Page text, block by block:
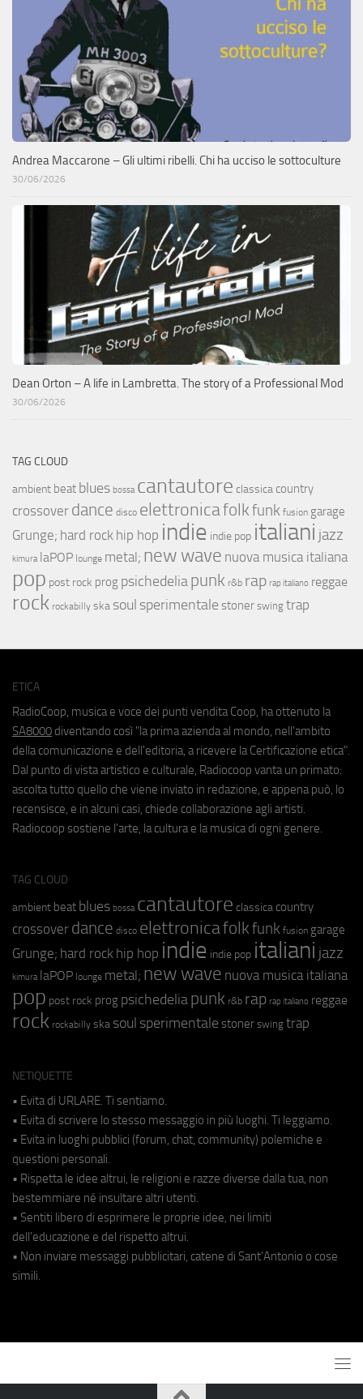
Andrea Maccarone – Gli ultimi ribelli. Chi ha ucciso le sottoculture
30/06/2026
Dean Orton – A life in Lambretta. The story of a Professional Mod
30/06/2026
TAG CLOUD
ambient beat blues bossa cantautore classica country
crossover dance disco elettronicafolkfunk fusion garage
Grunge; hard rock hip hop indie indie pop italiani jazz
kimura laPOP lounge metal; new wave nuova musica italiana
pop post rock prog psichedeliapunk r&b rap rap italiano reggae
rock rockabilly ska soul sperimentale stoner swing trap
ETICA
RadioCoop, musica e voce dei punti vendita Coop, ha ottenuto la
SA8000 diventando così "la prima azienda al mondo, nell'ambito
della comunicazione e dell'editoria, a ricevere la Certificazione etica".
Dal punto di vista artistico e culturale, Radiocoop vanta un primato:
ascolta tutto quello che viene inviato in redazione, e appena può, lo
recensisce, e in alcuni casi, chiede collaborazione agli artisti.
Radiocoop sostiene l'arte, la cultura e la musica di ogni genere.
TAG CLOUD
ambient beat blues bossa cantautore classica country
crossover dance disco elettronicafolkfunk fusion garage
Grunge; hard rock hip hop indie indie pop italiani jazz
kimura laPOP lounge metal; new wave nuova musica italiana
pop post rock prog psichedeliapunk r&b rap rap italiano reggae
rock rockabilly ska soul sperimentale stoner swing trap
NETIQUETTE
• Evita di URLARE. Ti sentiamo.
• Evita di scrivere lo stesso messaggio in più luoghi. Ti leggiamo.
• Evita in luoghi pubblici (forum, chat, community) polemiche e
questioni personali.
• Rispetta le idee altrui, le religioni e razze diverse dalla tua, non
bestemmiare né insultare altri utenti.
• Sentiti libero di esprimere le proprie idee, nei limiti
dell'educazione e del rispetto altrui.
• Non inviare messaggi pubblicitari, catene di Sant'Antonio o cose
simili.